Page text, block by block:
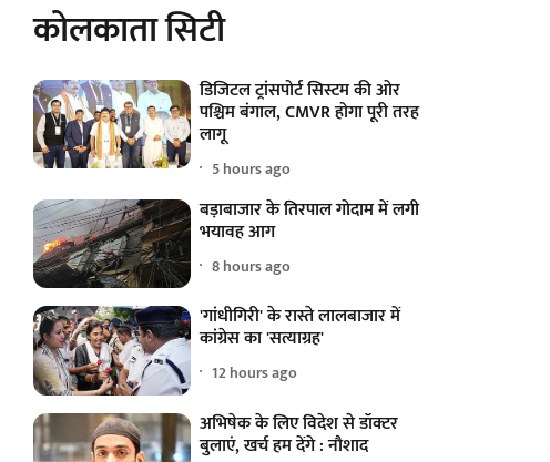
कोलकाता सिटी
डिजिटल ट्रांसपोर्ट सिस्टम की ओर
पश्चिम बंगाल, CMVR होगा पूरी तरह
लागू
5 hours ago
बड़ाबाजार के तिरपाल गोदाम में लगी
भयावह आग
8 hours ago
'गांधीगिरी' के रास्ते लालबाजार में
कांग्रेस का 'सत्याग्रह'
12 hours ago
अभिषेक के लिए विदेश से डॉक्टर
बुलाएं, खर्च हम देंगे : नौशाद